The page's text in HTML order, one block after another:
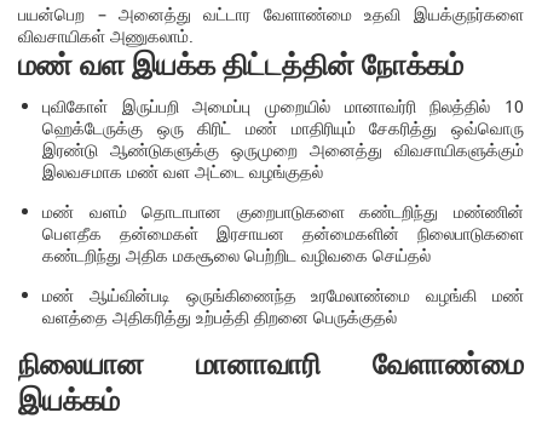
பயன்பெற – அனைத்து வட்டார வேளாண்மை உதவி இயக்குநர்களை
விவசாயிகள் அணுகலாம்.
மண் வள இயக்க திட்டத்தின் நோக்கம்
புவிகோள் இருப்பறி அமைப்பு முறையில் மானாவர்ரி நிலத்தில் 10
ஹெக்டேருக்கு ஒரு கிரிட் மண் மாதிரியும் சேகரித்து ஒவ்வொரு
இரண்டு ஆண்டுகளுக்கு ஒருமுறை அனைத்து விவசாயிகளுக்கும்
இலவசமாக மண் வள அட்டை வழங்குதல்
மண் வளம் தொடாபான குறைபாடுகளை கண்டறிந்து மண்ணின்
பௌதீக தன்மைகள் இரசாயன தன்மைகளின் நிலைபாடுகளை
கண்டறிந்து அதிக மகசூலை பெற்றிட வழிவகை செய்தல்
மண் ஆய்வின்படி ஒருங்கிணைந்த உரமேலாண்மை வழங்கி மண்
வளத்தை அதிகரித்து உற்பத்தி திறனை பெருக்குதல்
நிலையான மானாவாரி வேளாண்மை
இயக்கம்